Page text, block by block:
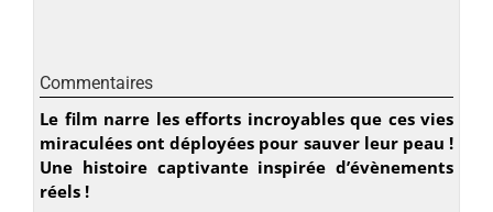
Commentaires
Le film narre les efforts incroyables que ces vies
miraculées ont déployées pour sauver leur peau !
Une histoire captivante inspirée d’évènements
réels !